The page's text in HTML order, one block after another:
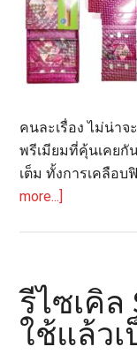
คนละเรื่อง ไม่น่าจ
พรีเมียมที่คุ้นเคยกั
เต็ม ทั้งการเคลือบ
more...]
แพ็ก
เกจ
รีไซเคิ
ใช้แล้ว